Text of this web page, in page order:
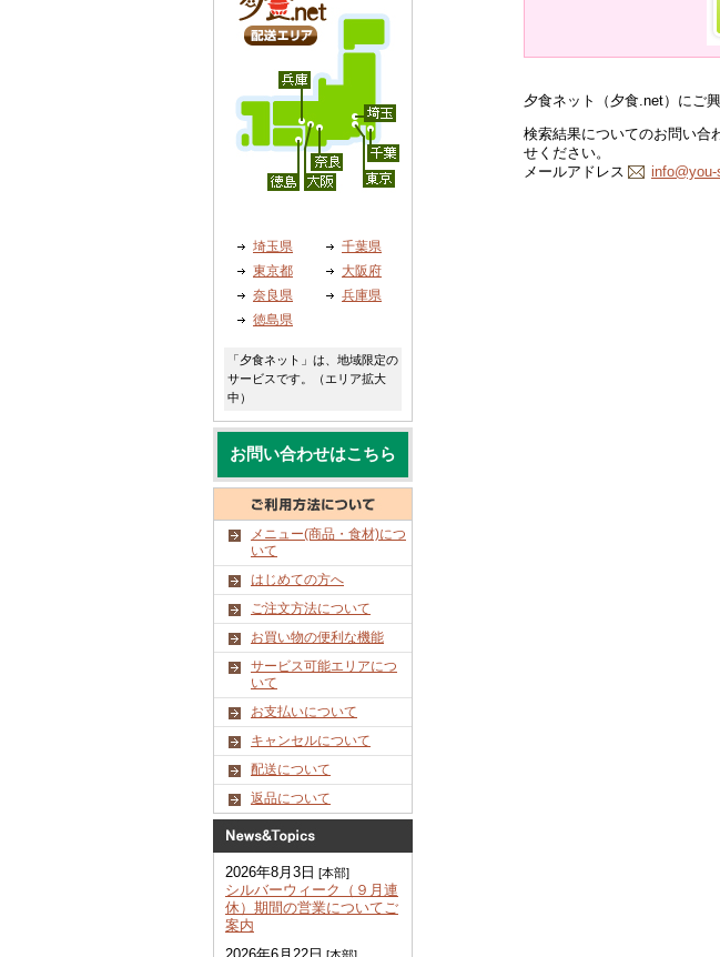
夕食ネット（夕食.net）にご
検索結果についてのお問い合
せください。
メールアドレス
埼玉県
千葉県
東京都
大阪府
奈良県
兵庫県
徳島県
「夕食ネット」は、地域限定の
サービスです。（エリア拡大
中）
お問い合わせはこちら
メニュー(商品・食材)につ
いて
はじめての方へ
ご注文方法について
お買い物の便利な機能
サービス可能エリアにつ
いて
お支払いについて
キャンセルについて
配送について
返品について
2026年8月3日 [本部]
シルバーウィーク（９月連
休）期間の営業についてご
案内